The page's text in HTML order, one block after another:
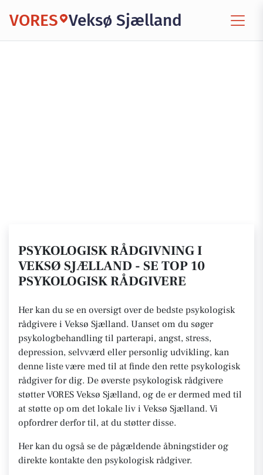
VORES Veksø Sjælland
PSYKOLOGISK RÅDGIVNING I
VEKSØ SJÆLLAND - SE TOP 10
PSYKOLOGISK RÅDGIVERE
Her kan du se en oversigt over de bedste psykologisk
rådgivere i Veksø Sjælland. Uanset om du søger
psykologbehandling til parterapi, angst, stress,
depression, selvværd eller personlig udvikling, kan
denne liste være med til at finde den rette psykologisk
rådgiver for dig. De øverste psykologisk rådgivere
støtter VORES Veksø Sjælland, og de er dermed med til
at støtte op om det lokale liv i Veksø Sjælland. Vi
opfordrer derfor til, at du støtter disse.
Her kan du også se de pågældende åbningstider og
direkte kontakte den psykologisk rådgiver.